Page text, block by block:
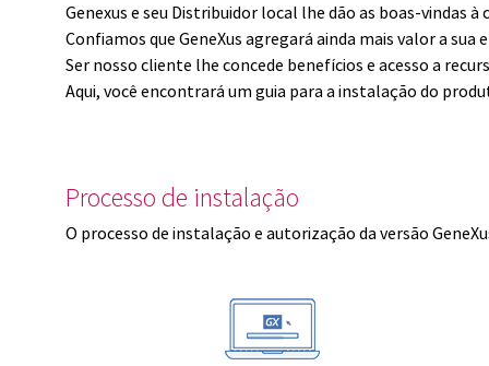
Genexus e seu Distribuidor local lhe dão as boas-vindas à
Confiamos que GeneXus agregará ainda mais valor a
Ser nosso cliente lhe concede benefícios e acesso a
Aqui, você encontrará um guia para a instalação do
Processo de instalação
O processo de instalação e autorização da versão